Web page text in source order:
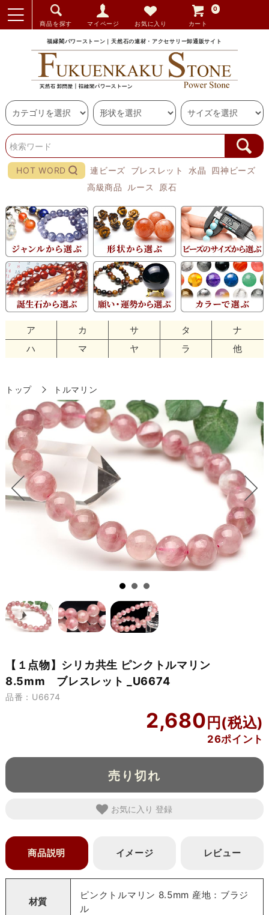
商品を探す マイページ お気に入り カート
0
福縁閣パワーストーン｜天然石の連材・アクセサリー卸通販サイト
HOT WORD 連ビーズ ブレスレット 水晶
四神ビーズ
高級商品
ルース 原石
ア カ サ タ
ナ
ハ
マ ヤ ラ 他
トップ トルマリン
【１点物】シリカ共生 ピンクトルマリン
8.5mm ブレスレット _U6674
品番：U6674
2,680
26ポイント
売り切れ
お気に入り
商品説明 イメージ レビュー
材質
ピンクトルマリン 8.5mm 産地：ブラジ
ル